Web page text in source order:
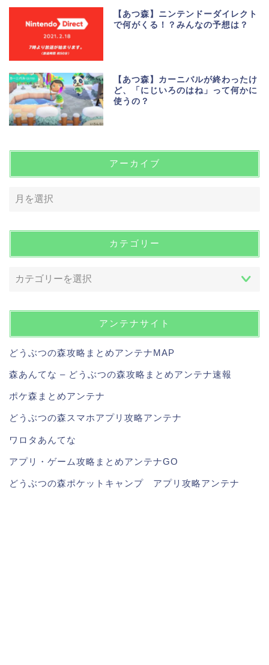
【あつ森】ニンテンドーダイレクト
で何がくる！？みんなの予想は？
【あつ森】カーニバルが終わったけ
ど、「にじいろのはね」って何かに
使うの？
アーカイブ
カテゴリー
アンテナサイト
どうぶつの森攻略まとめアンテナMAP
森あんてな – どうぶつの森攻略まとめアンテナ速報
ポケ森まとめアンテナ
どうぶつの森スマホアプリ攻略アンテナ
ワロタあんてな
アプリ・ゲーム攻略まとめアンテナGO
どうぶつの森ポケットキャンプ アプリ攻略アンテナ